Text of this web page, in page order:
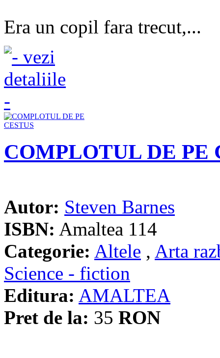
Era un copil fara trecut,...
COMPLOTUL DE PE
Autor: Steven Barnes
ISBN: Amaltea 114
Categorie: Altele , Arta
Science - fiction
Editura: AMALTEA
Pret de la: 35 RON